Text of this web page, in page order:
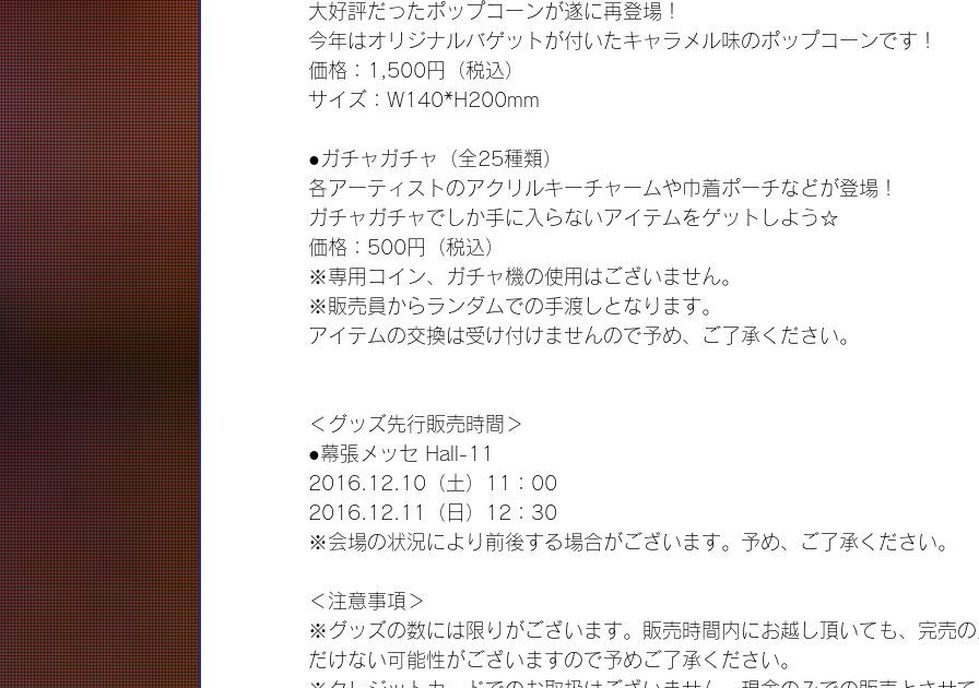
大好評だったポップコーンが遂に再登場！
今年はオリジナルバゲットが付いたキャラメル味のポップコーンです！
価格：1,500円（税込）
サイズ：W140*H200mm
●ガチャガチャ（全25種類）
各アーティストのアクリルキーチャームや巾着ポーチなどが登場！
ガチャガチャでしか手に入らないアイテムをゲットしよう☆
価格：500円（税込）
※専用コイン、ガチャ機の使用はございません。
※販売員からランダムでの手渡しとなります。
アイテムの交換は受け付けませんので予め、ご了承ください。
＜グッズ先行販売時間＞
●幕張メッセ Hall-11
2016.12.10（土）11：00
2016.12.11（日）12：30
※会場の状況により前後する場合がございます。予め、ご了承ください。
＜注意事項＞
※グッズの数には限りがございます。販売時間内にお越し頂いても、完売
だけない可能性がございますので予めご了承ください。